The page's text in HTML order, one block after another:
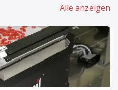
Alle anzeigen